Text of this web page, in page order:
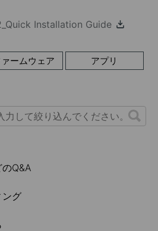
Installation Guide
ームウェア アプリ
Q&A
ング